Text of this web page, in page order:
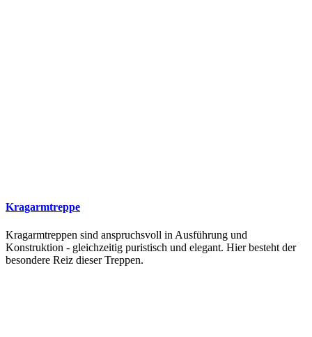
Kragarmtreppe
Kragarmtreppen sind anspruchsvoll in Ausführung und
Konstruktion - gleichzeitig puristisch und elegant. Hier besteht der
besondere Reiz dieser Treppen.